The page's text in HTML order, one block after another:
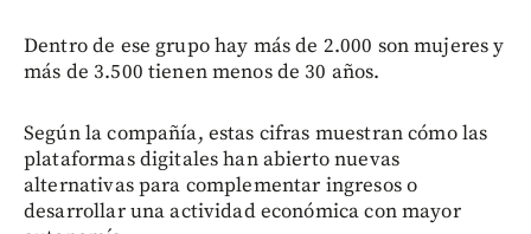
Dentro de ese grupo hay más de 2.000 son mujeres y
más de 3.500 tienen menos de 30 años.
Según la compañía, estas cifras muestran cómo las
plataformas digitales han abierto nuevas
alternativas para complementar ingresos o
desarrollar una actividad económica con mayor